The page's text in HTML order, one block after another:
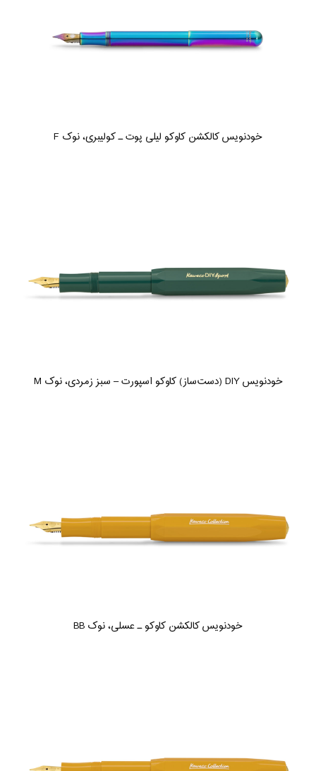
خودنویس کالکشن کاوکو لیلی پوت ـ کولیبری، نوک F
خودنویس DIY (دست‌ساز) کاوکو اسپورت – سبز زمردی، نوک M
خودنویس کالکشن کاوکو ـ عسلی، نوک BB